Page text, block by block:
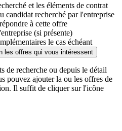
et les éléments de contrat
candidat recherché par l'entreprise
à cette offre
(si présente)
le cas échéant
les offres qui vous intéressent
de recherche ou depuis le détail
pouvez ajouter la ou les offres de
Il suffit de cliquer sur l'icône